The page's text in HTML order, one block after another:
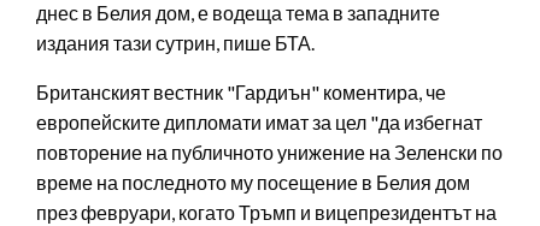
днес в Белия дом, е водеща тема в западните
издания тази сутрин, пише БТА.
Британският вестник "Гардиън" коментира, че
европейските дипломати имат за цел "да избегнат
повторение на публичното унижение на Зеленски по
време на последното му посещение в Белия дом
през февруари, когато Тръмп и вицепрезидентът на